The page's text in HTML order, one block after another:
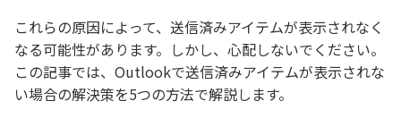
これらの原因によって、送信済みアイテムが表示されなく
なる可能性があります。しかし、心配しないでください。
この記事では、Outlookで送信済みアイテムが表示されな
い場合の解決策を5つの方法で解説します。